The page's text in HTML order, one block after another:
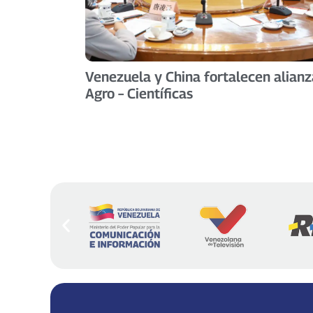
Venezuela y China fortalecen
Agro – Científicas